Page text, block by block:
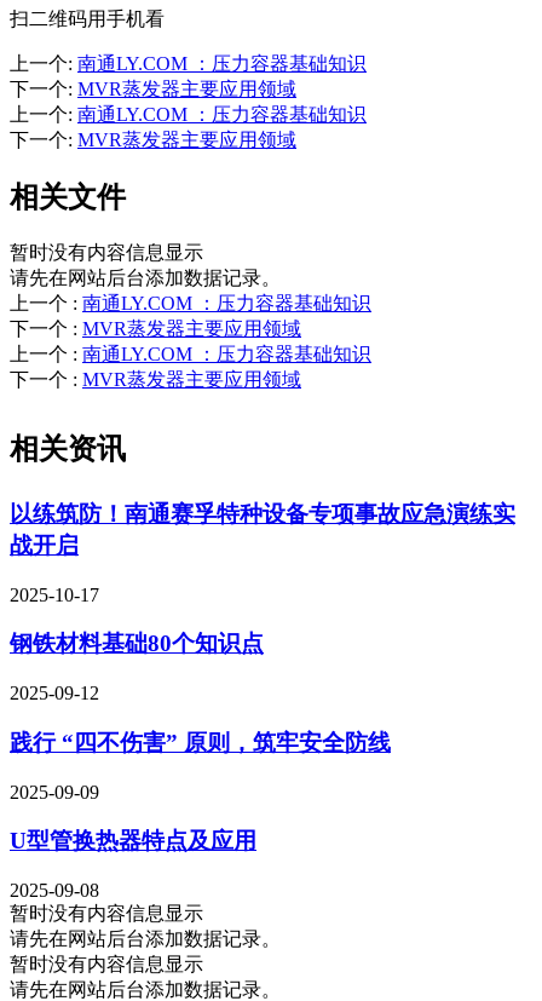
扫二维码用手机看
上一个: 南通LY.COM ：压力容器基础知识
下一个: MVR蒸发器主要应用领域
上一个: 南通LY.COM ：压力容器基础知识
下一个: MVR蒸发器主要应用领域
相关文件
暂时没有内容信息显示
请先在网站后台添加数据记录。
上一个 : 南通LY.COM ：压力容器基础知识
下一个 : MVR蒸发器主要应用领域
上一个 : 南通LY.COM ：压力容器基础知识
下一个 : MVR蒸发器主要应用领域
相关资讯
以练筑防！南通赛孚特种设备专项事故应急演练实
战开启
2025-10-17
钢铁材料基础80个知识点
2025-09-12
践行 “四不伤害” 原则，筑牢安全防线
2025-09-09
U型管换热器特点及应用
2025-09-08
暂时没有内容信息显示
请先在网站后台添加数据记录。
暂时没有内容信息显示
请先在网站后台添加数据记录。